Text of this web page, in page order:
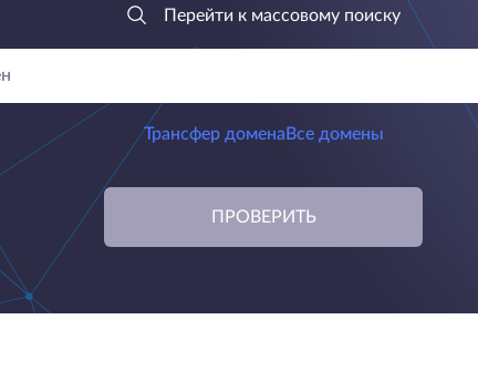
Перейти к массовому поиску
Трансфер домена Все домены
ПРОВЕРИТЬ